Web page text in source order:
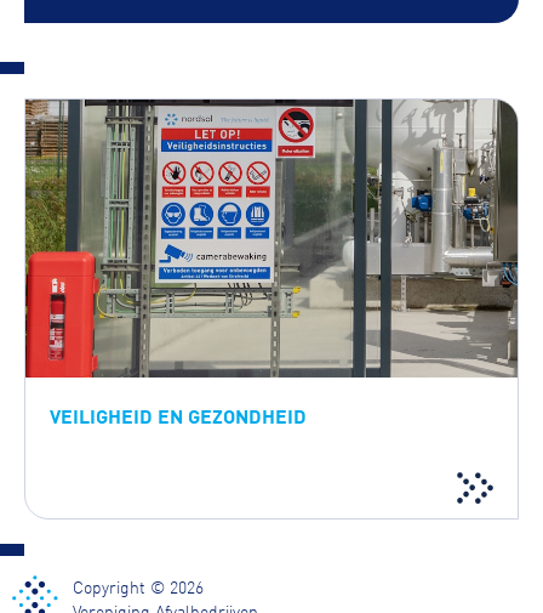
VEILIGHEID EN GEZONDHEID
Copyright © 2026